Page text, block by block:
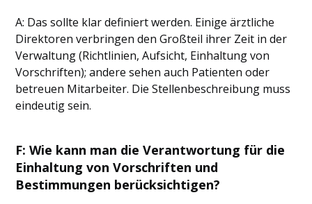
A: Das sollte klar definiert werden. Einige ärztliche
Direktoren verbringen den Großteil ihrer Zeit in der
Verwaltung (Richtlinien, Aufsicht, Einhaltung von
Vorschriften); andere sehen auch Patienten oder
betreuen Mitarbeiter. Die Stellenbeschreibung muss
eindeutig sein.
F: Wie kann man die Verantwortung für die
Einhaltung von Vorschriften und
Bestimmungen berücksichtigen?